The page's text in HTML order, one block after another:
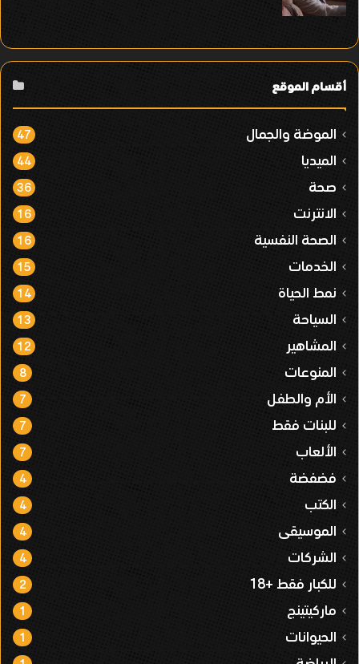
أقسام الموقع
الموضة والجمال 47
الميديا 44
صحة 36
الانترنت 16
الصحة النفسية 16
الخدمات 15
نمط الحياة 14
السياحة 13
المشاهير 12
المنوعات 8
الأم والطفل 7
للبنات فقط 7
الألعاب 7
فضفضة 4
الكتب 4
الموسيقى 4
الشركات 4
للكبار فقط +18 2
ماركيتينج 1
الحيوانات 1